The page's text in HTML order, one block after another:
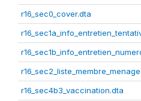
r16_sec0_cover.dta
r16_sec4b3_vaccination.dta